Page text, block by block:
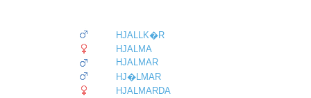
HJALLK�R
HJALMA
HJALMAR
HJ�LMAR
HJALMARDA